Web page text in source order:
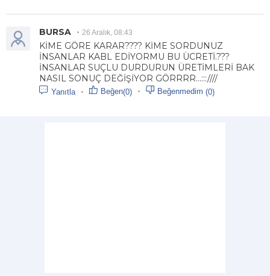
BURSA 26 Aralık, 08:43
KİME GÖRE KARAR???? KİME SORDUNUZ
İNSANLAR KABL EDİYORMU BU ÜCRETİ.???
İNSANLAR SUÇLU DURDURUN ÜRETİMLERİ BAK
NASIL SONUÇ DEĞİŞİYOR GÖRRRR...:::////
Yanıtla Beğen(0) Beğenmedim (0)